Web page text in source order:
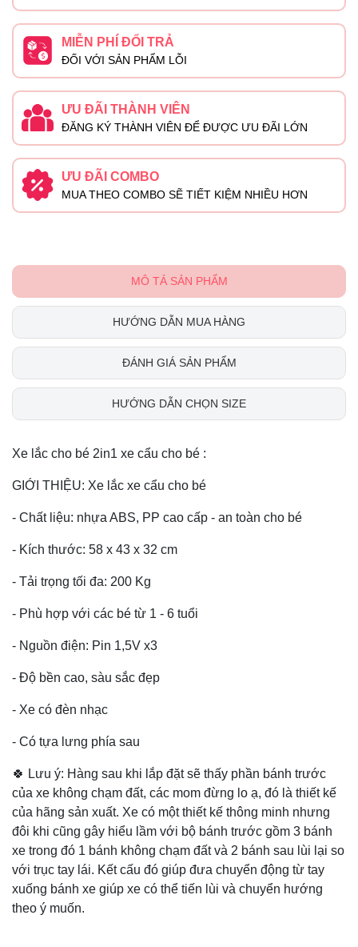
MIỄN PHÍ ĐỔI TRẢ
ĐỐI VỚI SẢN PHẨM LỖI
ƯU ĐÃI THÀNH VIÊN
ĐĂNG KÝ THÀNH VIÊN ĐỂ ĐƯỢC ƯU ĐÃI LỚN
ƯU ĐÃI COMBO
MUA THEO COMBO SẼ TIẾT KIỆM NHIỀU HƠN
MÔ TẢ SẢN PHẨM
HƯỚNG DẪN MUA HÀNG
ĐÁNH GIÁ SẢN PHẨM
HƯỚNG DẪN CHỌN SIZE
Xe lắc cho bé 2in1 xe cẩu cho bé :
GIỚI THIỆU: Xe lắc xe cẩu cho bé
- Chất liệu: nhựa ABS, PP cao cấp - an toàn cho bé
- Kích thước: 58 x 43 x 32 cm
- Tải trọng tối đa: 200 Kg
- Phù hợp với các bé từ 1 - 6 tuổi
- Nguồn điện: Pin 1,5V x3
- Độ bền cao, sàu sắc đẹp
- Xe có đèn nhạc
- Có tựa lưng phía sau
🍀 Lưu ý: Hàng sau khi lắp đặt sẽ thấy phần bánh trước
của xe không chạm đất, các mom đừng lo ạ, đó là thiết kế
của hãng sản xuất. Xe có một thiết kế thông minh nhưng
đôi khi cũng gây hiểu lầm với bộ bánh trước gồm 3 bánh
xe trong đó 1 bánh không chạm đất và 2 bánh sau lùi lại so
với trục tay lái. Kết cấu đó giúp đưa chuyển động từ tay
xuống bánh xe giúp xe có thể tiến lùi và chuyển hướng
theo ý muốn.